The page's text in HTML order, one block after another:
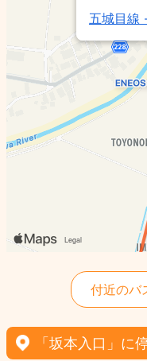
五城目線
付近のバ
「坂本入口」に